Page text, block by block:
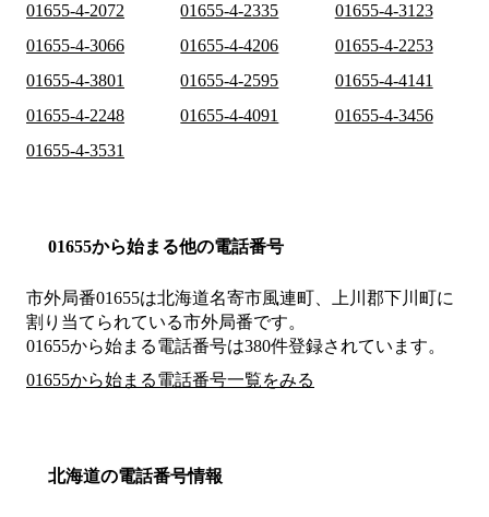
01655-4-2072
01655-4-2335
01655-4-3123
01655-4-3066
01655-4-4206
01655-4-2253
01655-4-3801
01655-4-2595
01655-4-4141
01655-4-2248
01655-4-4091
01655-4-3456
01655-4-3531
01655から始まる他の電話番号
市外局番01655は北海道名寄市風連町、上川郡下川町に
割り当てられている市外局番です。
01655から始まる電話番号は380件登録されています。
01655から始まる電話番号一覧をみる
北海道の電話番号情報